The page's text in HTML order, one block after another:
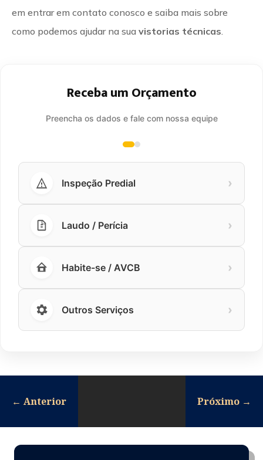
em entrar em contato conosco e saiba mais sobre
como podemos ajudar na sua vistorias técnicas
Receba um Orçamento
Preencha os dados e fale com nossa equipe
Inspeção Predial ›
Laudo / Perícia ›
Habite-se / AVCB ›
Outros Serviços ›
← Anterior Próximo →